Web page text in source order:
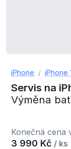
iPhone iPhone
Servis na
Výměna
Konečná cena
3 990 Kč / ks